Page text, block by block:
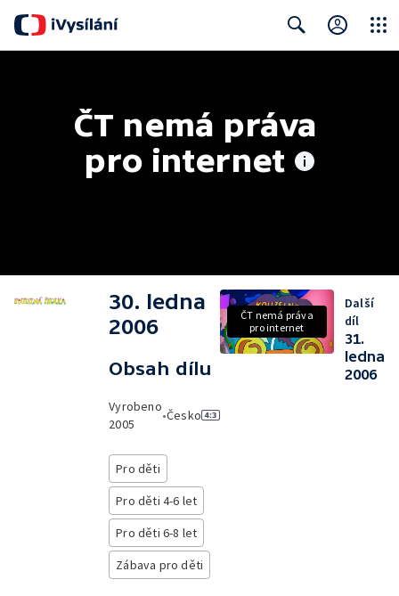
ČT nemá práva
pro internet
30. ledna
2006
Obsah dílu
Vyrobeno
2005
•Česko
Pro děti
Pro děti 4-6 let
Pro děti 6-8 let
Zábava pro děti
ČT nemá práva
pro internet
Další
díl
31.
ledna
2006